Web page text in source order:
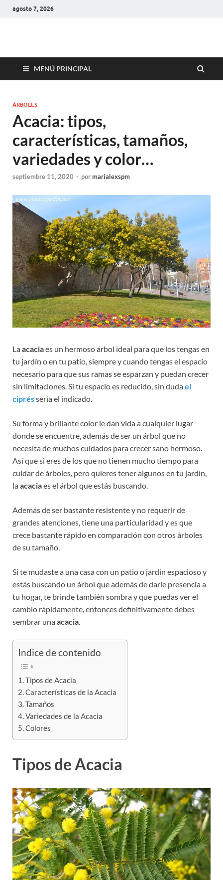
agosto 7, 2026
MENÚ PRINCIPAL
ÁRBOLES
Acacia: tipos,
características, tamaños,
variedades y color…
septiembre 11, 2020 - pormarialexspm
Laacaciaes un hermoso árbol ideal para que los tengas en
tu jardín o en tu patio, siempre y cuando tengas el espacio
necesario para que sus ramas se esparzan y puedan crecer
sin limitaciones. Si tu espacio es reducido, sin dudael
cipréssería el indicado.
Su forma y brillante color le dan vida a cualquier lugar
donde se encuentre, además de ser un árbol que no
necesita de muchos cuidados para crecer sano hermoso.
Así que si eres de los que no tienen mucho tiempo para
cuidar de árboles, pero quieres tener algunos en tu jardín,
laacaciaes el árbol que estás buscando.
Además de ser bastante resistente y no requerir de
grandes atenciones, tiene una particularidad y es que
crece bastante rápido en comparación con otros árboles
de su tamaño.
Si te mudaste a una casa con un patio o jardín espacioso y
estás buscando un árbol que además de darle presencia a
tu hogar, te brinde también sombra y que puedas ver el
cambio rápidamente, entonces definitivamente debes
sembrar unaacacia
Indice de contenido
Tipos de Acacia
Características de la Acacia
Tamaños
Variedades de la Acacia
Colores
Tipos de Acacia